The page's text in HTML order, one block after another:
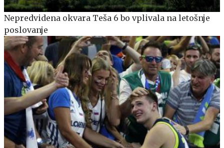
Nepredvidena okvara Teša 6 bo vplivala na letošnje
poslovanje